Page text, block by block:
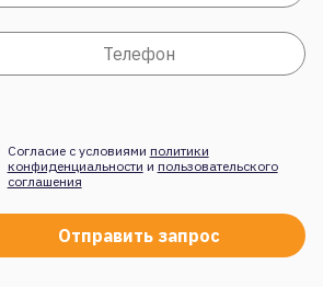
Согласие с условиями политики
конфиденциальности и пользовательского
соглашения